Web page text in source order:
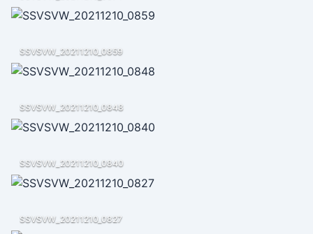
SSVSVW_20211210_0859
SSVSVW_20211210_0848
SSVSVW_20211210_0840
SSVSVW_20211210_0827